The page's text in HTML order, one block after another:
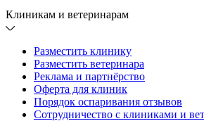
Клиникам и ветеринарам
Разместить клинику
Разместить ветеринара
Реклама и партнёрство
Оферта для клиник
Порядок оспаривания отзывов
Сотрудничество с клиниками и